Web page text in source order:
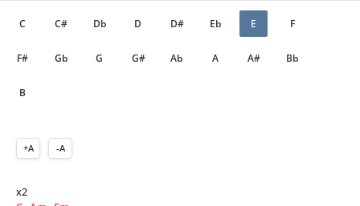
C C# Db D D# Eb E F
F# Gb G G# Ab A A# Bb
B
+A -A
x2